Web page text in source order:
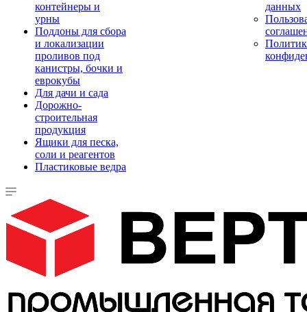
контейнеры и
урны
Поддоны для сбора
и локализации
проливов под
канистры, бочки и
еврокубы
Для дачи и сада
Дорожно-
строительная
продукция
Ящики для песка,
соли и реагентов
Пластиковые ведра
данных